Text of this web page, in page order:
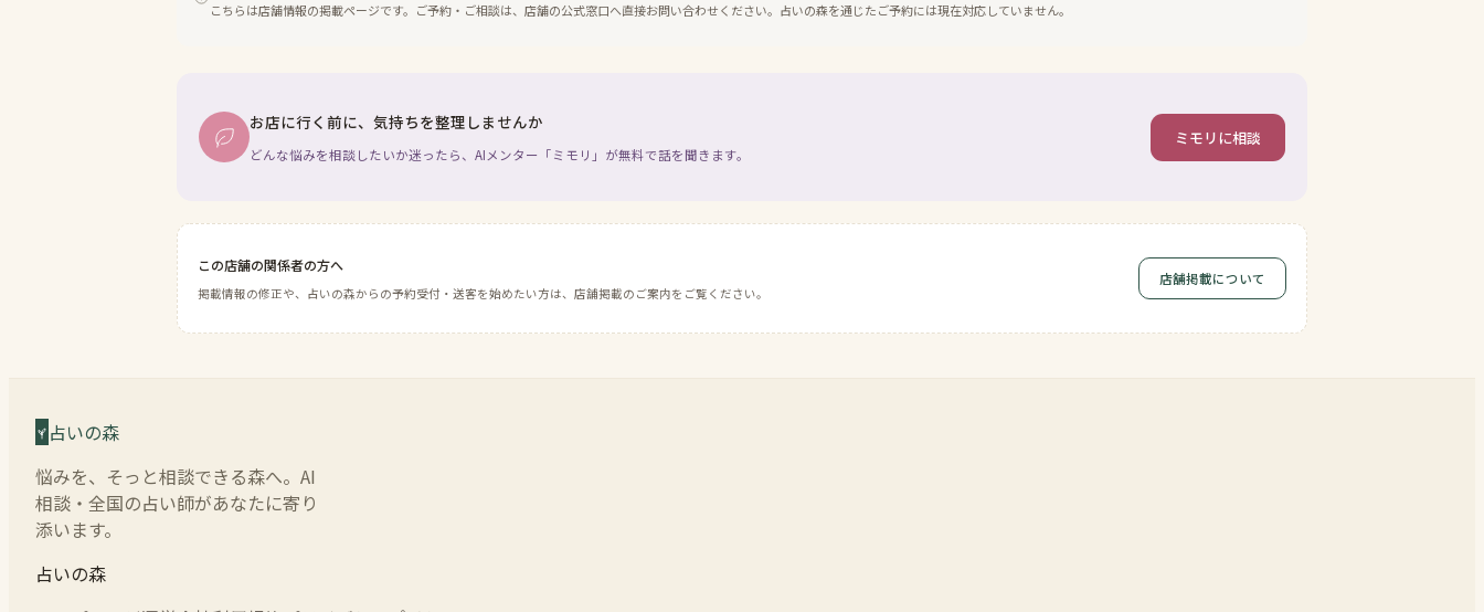
こちらは店舗情報の掲載ページです。ご予約・ご相談は、店舗の公式窓口へ直接お問い合わせください。占いの森を通じたご予約には現在対応していません。
お店に行く前に、気持ちを整理しませんか
どんな悩みを相談したいか迷ったら、AIメンター「ミモリ」が無料で話を聞きます。
ミモリに相談
この店舗の関係者の方へ
掲載情報の修正や、占いの森からの予約受付・送客を始めたい方は、店舗掲載のご案内をご覧ください。
店舗掲載について
占いの森
悩みを、そっと相談できる森へ。AI
相談・全国の占い師があなたに寄り
添います。
占いの森